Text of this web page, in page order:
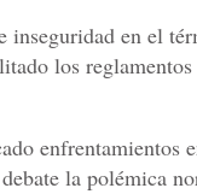
inseguridad en el
los
enfrentamientos
la polémica